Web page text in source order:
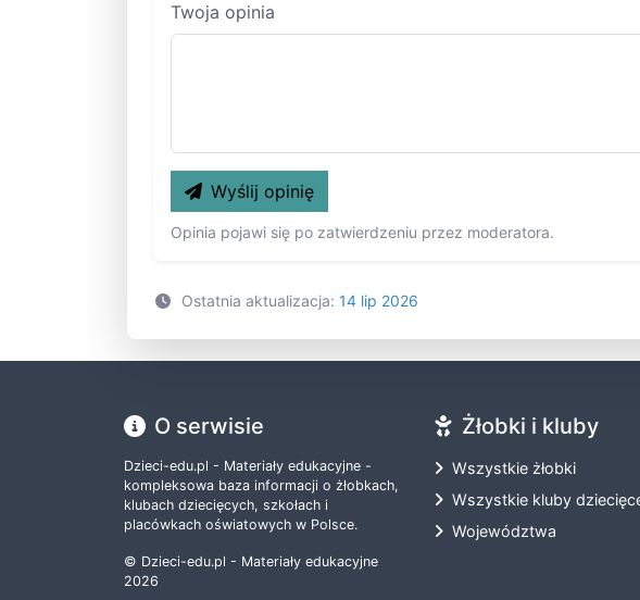
Twoja opinia
Wyślij opinię
Opinia pojawi się po zatwierdzeniu przez moderatora.
Ostatnia aktualizacja: 14 lip 2026
O serwisie
Dzieci-edu.pl - Materiały edukacyjne -
kompleksowa baza informacji o żłobkach,
klubach dziecięcych, szkołach i
placówkach oświatowych w Polsce.
© Dzieci-edu.pl - Materiały edukacyjne
2026
Żłobki i kluby
Wszystkie żłobki
Wszystkie kluby
Województwa